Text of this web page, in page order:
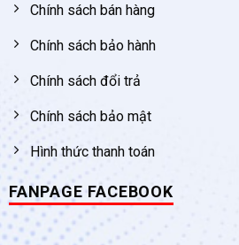
Chính sách bán hàng
Chính sách bảo hành
Chính sách đổi trả
Chính sách bảo mật
Hình thức thanh toán
FANPAGE FACEBOOK